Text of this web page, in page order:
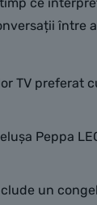
între
TV preferat
Peppa
un